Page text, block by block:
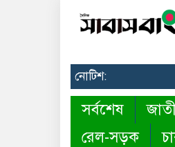
নোটিশ:
সর্বশেষ
রেল-সড়ক